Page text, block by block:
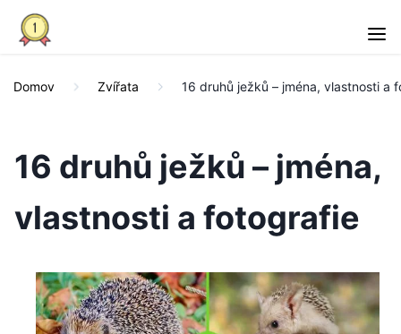
Domov Zvířata 16 druhů ježků – jména, vlastnosti a
16 druhů ježků – jména,
vlastnosti a fotografie